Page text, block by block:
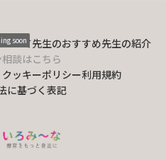
いて先生のおすすめ先生の紹介
談はこちら
soon
ッキーポリシー利用規約
に基づく表記